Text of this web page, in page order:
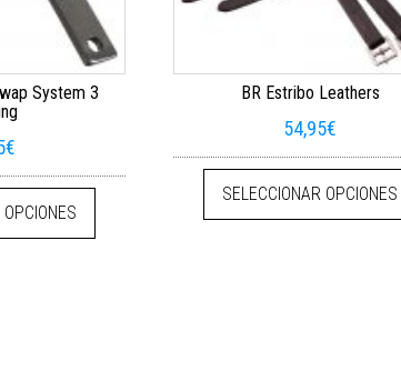
Las opciones se pueden elegir en la página de
System 3
€
Este producto tiene múltiples variantes.
BR Estribo Leathers
54,95€
SELECCIONAR OPCIONES